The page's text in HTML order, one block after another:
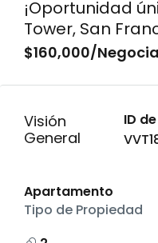
¡Oportunidad
Tower, San
$160,000/
Visión
General
ID
Apartamento
Tipo de Propiedad